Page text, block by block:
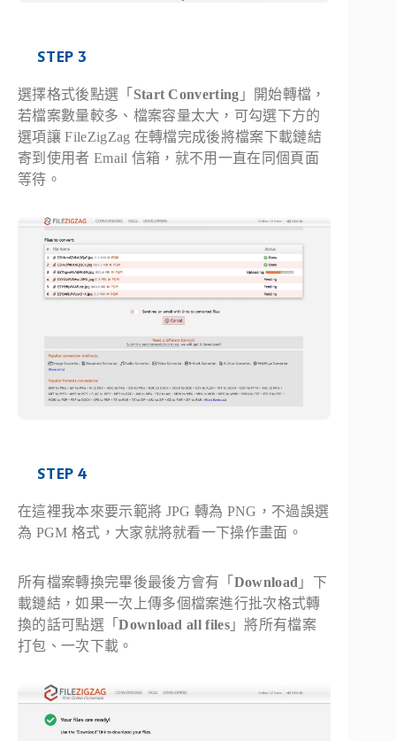
STEP 3
選擇格式後點選「 Start Converting 」開始轉檔，
若檔案數量較多、檔案容量太大，可勾選下方的
選項讓 FileZigZag 在轉檔完成後將檔案下載鏈結
寄到使用者 Email 信箱，就不用一直在同個頁面
等待。
STEP 4
在這裡我本來要示範將 JPG 轉為 PNG，不過誤選
為 PGM 格式，大家就將就看一下操作畫面。
所有檔案轉換完畢後最後方會有「 Download 」下
載鏈結，如果一次上傳多個檔案進行批次格式轉
換的話可點選「Download all files 」將所有檔案
打包、一次下載。